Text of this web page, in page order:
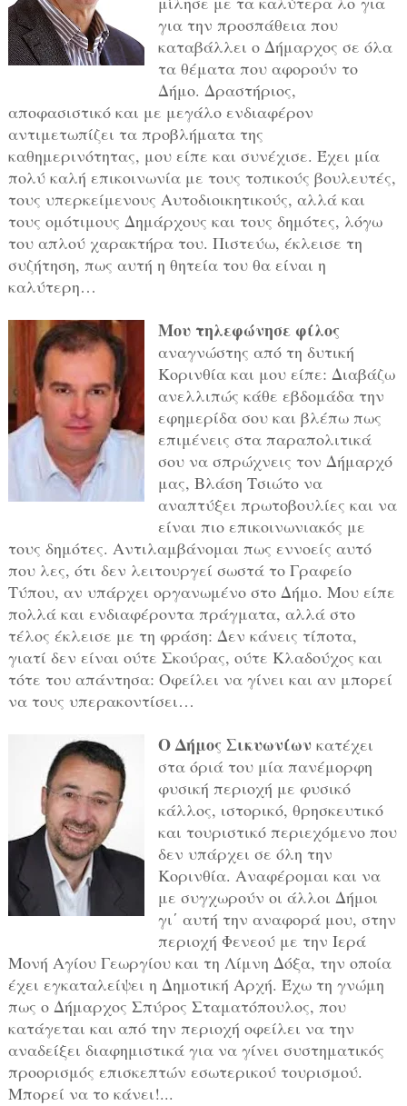
για την προσπάθεια που
καταβάλλει ο Δήμαρχος σε όλα
τα θέματα που αφορούν το
Δήμο. Δραστήριος,
αποφασιστικό και με μεγάλο ενδιαφέρον
αντιμετωπίζει τα προβλήματα της
καθημερινότητας, μου είπε και συνέχισε. Έχει μία
πολύ καλή επικοινωνία με τους τοπικούς βουλευτές,
τους υπερκείμενους Αυτοδιοικητικούς, αλλά και
τους ομότιμους Δημάρχους και τους δημότες, λόγω
του απλού χαρακτήρα του. Πιστεύω, έκλεισε τη
συζήτηση, πως αυτή η θητεία του θα είναι η
καλύτερη…
Μου τηλεφώνησε φίλος
αναγνώστης από τη δυτική
Κορινθία και μου είπε: Διαβάζω
ανελλιπώς κάθε εβδομάδα την
εφημερίδα σου και βλέπω πως
επιμένεις στα παραπολιτικά
σου να σπρώχνεις τον Δήμαρχό
μας, Βλάση Τσιώτο να
αναπτύξει πρωτοβουλίες και να
είναι πιο επικοινωνιακός με
τους δημότες. Αντιλαμβάνομαι πως εννοείς αυτό
που λες, ότι δεν λειτουργεί σωστά το Γραφείο
Τύπου, αν υπάρχει οργανωμένο στο Δήμο. Μου είπε
πολλά και ενδιαφέροντα πράγματα, αλλά στο
τέλος έκλεισε με τη φράση: Δεν κάνεις τίποτα,
γιατί δεν είναι ούτε Σκούρας, ούτε Κλαδούχος και
τότε του απάντησα: Οφείλει να γίνει και αν μπορεί
να τους υπερακοντίσει…
Ο Δήμος Σικυωνίων κατέχει
στα όριά του μία πανέμορφη
φυσική περιοχή με φυσικό
κάλλος, ιστορικό, θρησκευτικό
και τουριστικό περιεχόμενο που
δεν υπάρχει σε όλη την
Κορινθία. Αναφέρομαι και να
με συγχωρούν οι άλλοι Δήμοι
γι΄ αυτή την αναφορά μου, στην
περιοχή Φενεού με την Ιερά
Μονή Αγίου Γεωργίου και τη Λίμνη Δόξα, την οποία
έχει εγκαταλείψει η Δημοτική Αρχή. Έχω τη γνώμη
πως ο Δήμαρχος Σπύρος Σταματόπουλος, που
κατάγεται και από την περιοχή οφείλει να την
αναδείξει διαφημιστικά για να γίνει συστηματικός
προορισμός επισκεπτών εσωτερικού τουρισμού.
Μπορεί να το κάνει!...